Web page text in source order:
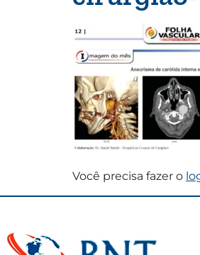
Você precisa fazer o